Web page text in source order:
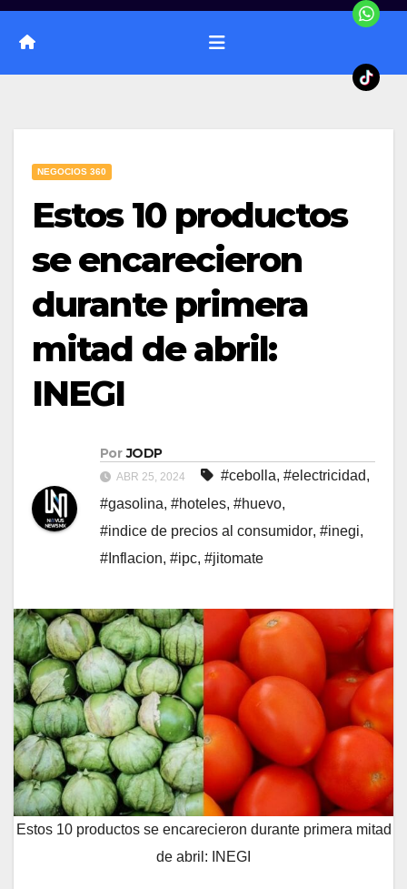
NEGOCIOS 360
Estos 10 productos
se encarecieron
durante primera
mitad de abril:
INEGI
Por JODP
ABR 25, 2024 #cebolla, #electricidad,
#gasolina, #hoteles, #huevo,
#indice de precios al consumidor, #inegi,
#Inflacion, #ipc, #jitomate
Estos 10 productos se encarecieron durante primera mitad
de abril: INEGI